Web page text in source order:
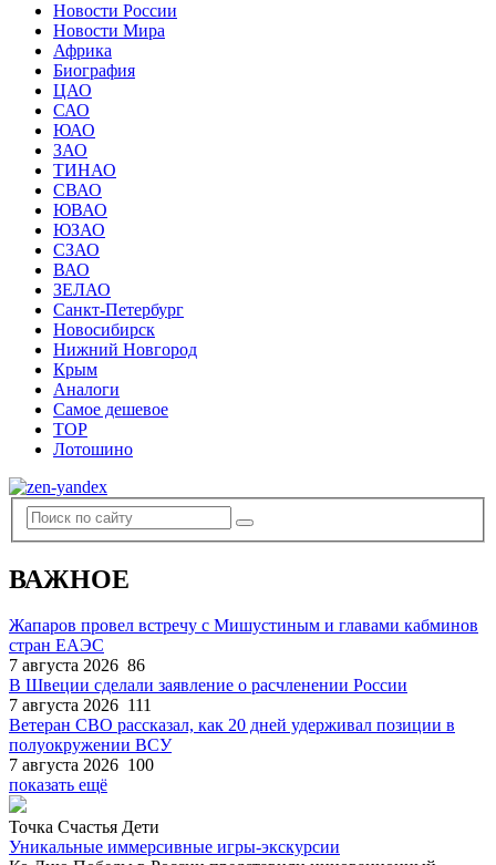
Новости России
Новости Мира
Африка
Биография
ЦАО
САО
ЮАО
ЗАО
ТИНАО
СВАО
ЮВАО
ЮЗАО
СЗАО
ВАО
ЗЕЛАО
Санкт-Петербург
Новосибирск
Нижний Новгород
Крым
Аналоги
Самое дешевое
TOP
Лотошино
ВАЖНОЕ
Жапаров провел встречу с Мишустиным и главами кабминов
стран ЕАЭС
7 августа 2026 86
В Швеции сделали заявление о расчленении России
7 августа 2026 111
Ветеран СВО рассказал, как 20 дней удерживал позиции в
полуокружении ВСУ
7 августа 2026 100
показать ещё
Точка Счастья Дети
Уникальные иммерсивные игры-экскурсии